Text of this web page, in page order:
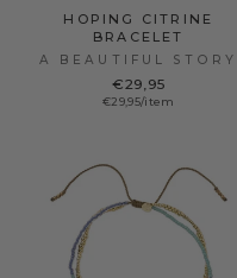
HOPING CITRINE
BRACELET
A BEAUTIFUL STORY
€29,95
€29,95/item